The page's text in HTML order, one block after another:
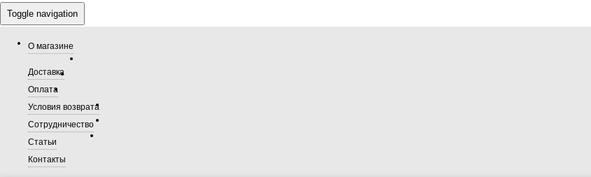
Toggle navigation
О магазине
Доставка
Оплата
Условия возврата
Сотрудничество
Статьи
Контакты